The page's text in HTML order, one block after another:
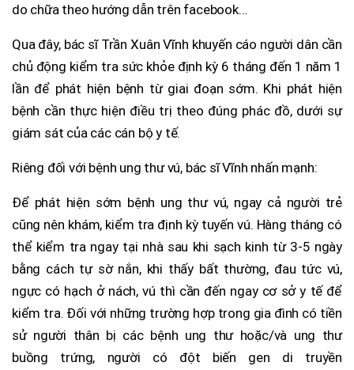
do chữa theo hướng dẫn trên facebook…
Qua đây, bác sĩ Trần Xuân Vĩnh khuyến cáo người dân cần
chủ động kiểm tra sức khỏe định kỳ 6 tháng đến 1 năm 1
lần để phát hiện bệnh từ giai đoạn sớm. Khi phát hiện
bệnh cần thực hiện điều trị theo đúng phác đồ, dưới sự
giám sát của các cán bộ y tế.
Riêng đối với bệnh ung thư vú, bác sĩ Vĩnh nhấn mạnh:
Để phát hiện sớm bệnh ung thư vú, ngay cả người trẻ
cũng nên khám, kiểm tra định kỳ tuyến vú. Hàng tháng có
thể kiểm tra ngay tại nhà sau khi sạch kinh từ 3-5 ngày
bằng cách tự sờ nắn, khi thấy bất thường, đau tức vú,
ngực có hạch ở nách, vú thì cần đến ngay cơ sở y tế để
kiểm tra. Đối với những trường hợp trong gia đình có tiền
sử người thân bị các bệnh ung thư hoặc/và ung thư
buồng trứng, người có đột biến gen di truyền